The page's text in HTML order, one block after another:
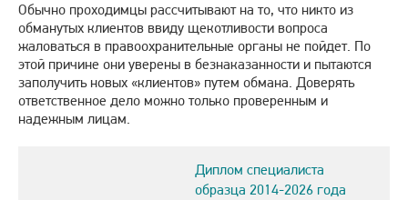
Обычно проходимцы рассчитывают на то, что никто из
обманутых клиентов ввиду щекотливости вопроса
жаловаться в правоохранительные органы не пойдет. По
этой причине они уверены в безнаказанности и пытаются
заполучить новых «клиентов» путем обмана. Доверять
ответственное дело можно только проверенным и
надежным лицам.
Диплом специалиста
образца 2014-2026 года